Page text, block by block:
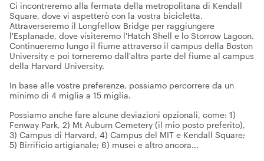
Ci incontreremo alla fermata della metropolitana di Kendall
Square, dove vi aspetterò con la vostra bicicletta.
Attraverseremo il Longfellow Bridge per raggiungere
l'Esplanade, dove visiteremo l'Hatch Shell e lo Storrow Lagoon.
Continueremo lungo il fiume attraverso il campus della Boston
University e poi torneremo dall'altra parte del fiume al campus
della Harvard University.
In base alle vostre preferenze, possiamo percorrere da un
minimo di 4 miglia a 15 miglia.
Possiamo anche fare alcune deviazioni opzionali, come: 1)
Fenway Park, 2) Mt Auburn Cemetery (il mio posto preferito),
3) Campus di Harvard, 4) Campus del MIT e Kendall Square;
5) Birrificio artigianale; 6) musei e altro ancora...